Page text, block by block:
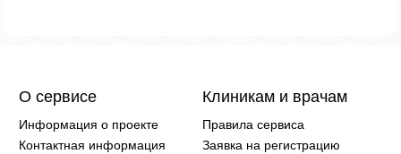
О сервисе
Информация о проекте
Контактная информация
Клиникам и врачам
Правила сервиса
Заявка на регистрацию